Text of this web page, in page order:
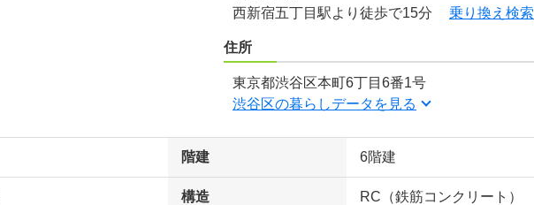
西新宿五丁目駅より徒歩で15分 乗り換え検索
住所
東京都渋谷区本町6丁目6番1号
渋谷区の暮らしデータを見る
階建 6階建
構造 RC（鉄筋コンクリート）